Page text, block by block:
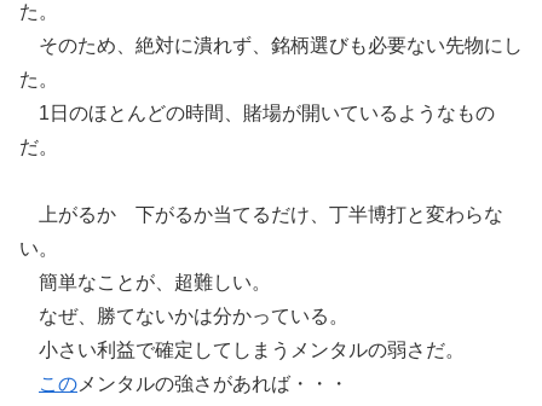
た。
そのため、絶対に潰れず、銘柄選びも必要ない先物にし
た。
1日のほとんどの時間、賭場が開いているようなもの
だ。
上がるか 下がるか当てるだけ、丁半博打と変わらな
い。
簡単なことが、超難しい。
なぜ、勝てないかは分かっている。
小さい利益で確定してしまうメンタルの弱さだ。
この メンタルの強さがあれば・・・